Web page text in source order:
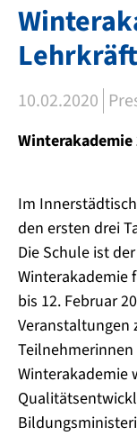
10.02.2020
Im
den ersten drei
Die Schule ist
Winterakademie
bis 12. Februar
Veranstaltungen
Winterakademie